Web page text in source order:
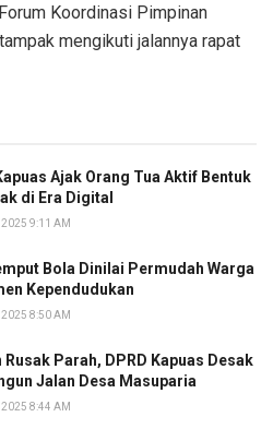
Koordinasi Pimpinan
mengikuti jalannya rapat
Ajak Orang Tua Aktif Bentuk
di Era Digital
2025 9:11 AM
Bola Dinilai Permudah Warga
Kependudukan
2025 8:50 AM
Parah, DPRD Kapuas Desak
Jalan Desa Masuparia
2025 8:44 AM